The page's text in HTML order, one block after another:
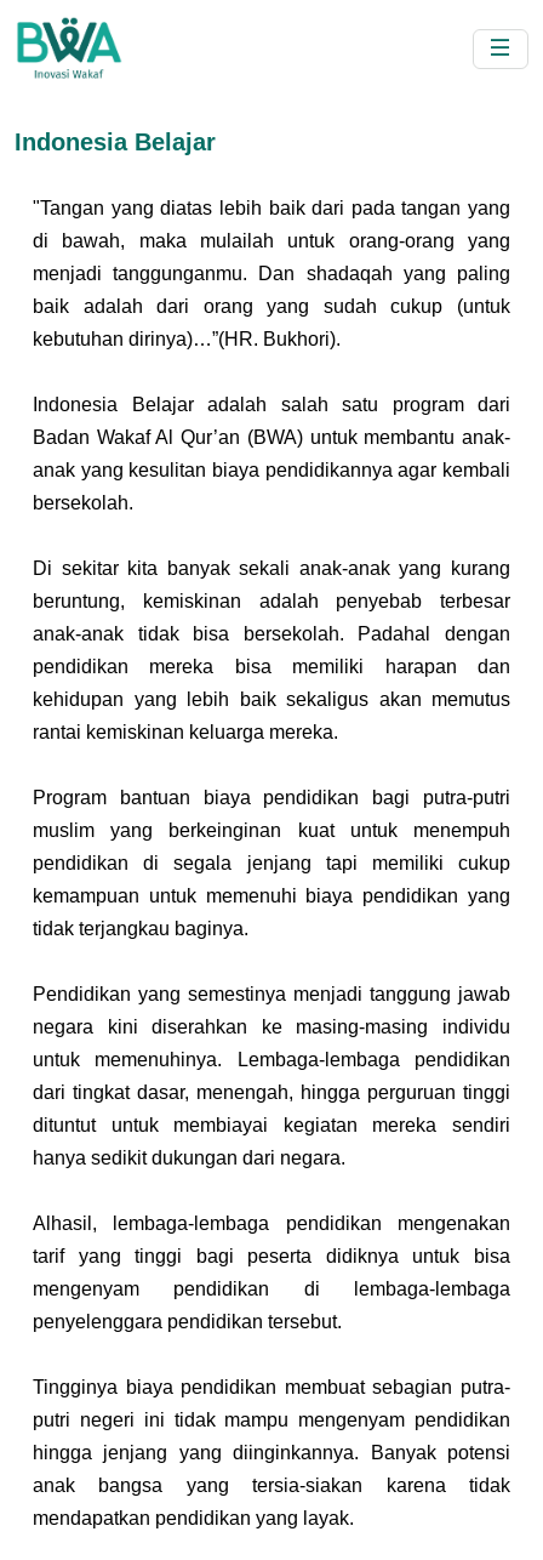
Indonesia Belajar
"Tangan yang diatas lebih baik dari pada tangan yang
di bawah, maka mulailah untuk orang-orang yang
menjadi tanggunganmu. Dan shadaqah yang paling
baik adalah dari orang yang sudah cukup (untuk
kebutuhan dirinya)…”(HR. Bukhori).
Indonesia Belajar adalah salah satu program dari
Badan Wakaf Al Qur’an (BWA) untuk membantu anak-
anak yang kesulitan biaya pendidikannya agar kembali
bersekolah.
Di sekitar kita banyak sekali anak-anak yang kurang
beruntung, kemiskinan adalah penyebab terbesar
anak-anak tidak bisa bersekolah. Padahal dengan
pendidikan mereka bisa memiliki harapan dan
kehidupan yang lebih baik sekaligus akan memutus
rantai kemiskinan keluarga mereka.
Program bantuan biaya pendidikan bagi putra-putri
muslim yang berkeinginan kuat untuk menempuh
pendidikan di segala jenjang tapi memiliki cukup
kemampuan untuk memenuhi biaya pendidikan yang
tidak terjangkau baginya.
Pendidikan yang semestinya menjadi tanggung jawab
negara kini diserahkan ke masing-masing individu
untuk memenuhinya. Lembaga-lembaga pendidikan
dari tingkat dasar, menengah, hingga perguruan tinggi
dituntut untuk membiayai kegiatan mereka sendiri
hanya sedikit dukungan dari negara.
Alhasil, lembaga-lembaga pendidikan mengenakan
tarif yang tinggi bagi peserta didiknya untuk bisa
mengenyam pendidikan di lembaga-lembaga
penyelenggara pendidikan tersebut.
Tingginya biaya pendidikan membuat sebagian putra-
putri negeri ini tidak mampu mengenyam pendidikan
hingga jenjang yang diinginkannya. Banyak potensi
anak bangsa yang tersia-siakan karena tidak
mendapatkan pendidikan yang layak.